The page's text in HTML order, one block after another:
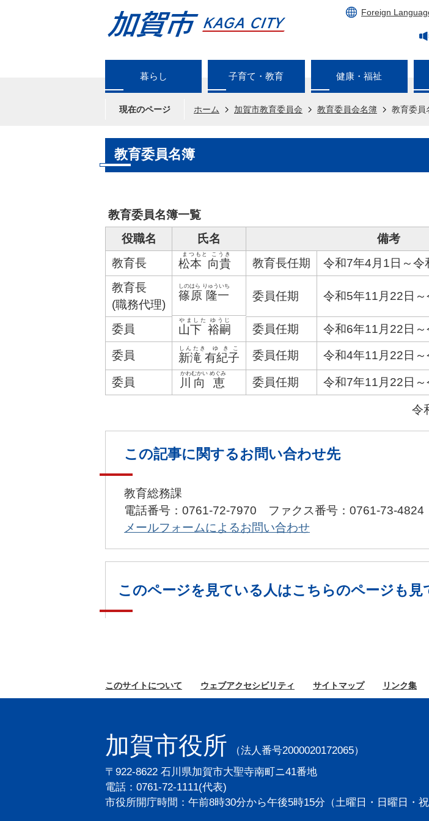
Foreign
暮らし 子育て・教育 健康・福祉
現在のページ ホーム 加賀市教育委員会 教育委員会名簿 教育委員
教育委員名簿
教育委員名簿一覧
役職名
氏名
備考
教育長
松本 向貴
まつもと こうき
教育長任期
令和7年4月1日～令
教育長
(職務代理)
篠原 隆一
しのはら りゅういち
委員任期 令和5年11月22日
委員 山下 裕嗣
やました ゆうじ
委員任期 令和6年11月22日
委員 新滝 有紀子
しんたき ゆ き こ
委員任期 令和4年11月22日
委員 川向 恵
かわむかい めぐみ
委員任期 令和7年11月22日
令
この記事に関するお問い合わせ先
教育総務課
電話番号：0761-72-7970 ファクス番号：0761-73-4824
メールフォームによるお問い合わせ
このページを見ている人はこちらのページも見
このサイトについて ウェブアクセシビリティ サイトマップ リンク集
加賀市役所
（法人番号2000020172065）
〒922-8622 石川県加賀市大聖寺南町ニ41番地
電話：0761-72-1111(代表)
市役所開庁時間：午前8時30分から午後5時15分 （土曜日・日曜日・